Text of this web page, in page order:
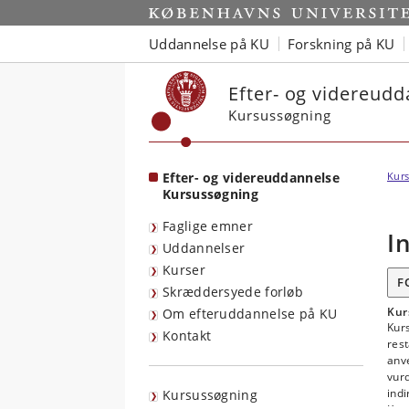
Start
Uddannelse på KU Forskning på KU
Efter- og
Kursussøgning
Efter- og videreuddannelse
Kursussøgning
Faglige emner
Uddannelser
Kurser
Skræddersyede forløb
Om efteruddannelse på KU
Kontakt
Kursussøgning